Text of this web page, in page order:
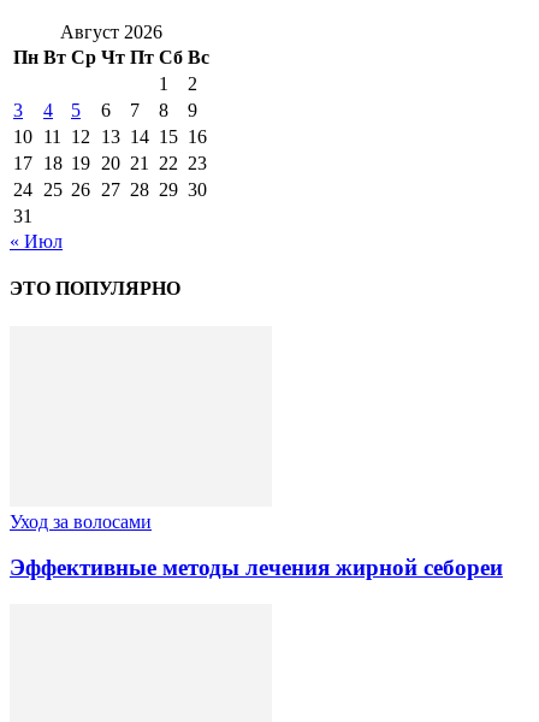
Август 2026
Пн Вт Ср Чт Пт Сб Вс
1
2
3
4 5 6 7 8
9
10 11 12 13 14 15 16
17 18 19 20 21 22 23
24 25 26 27 28 29 30
31
« Июл
ЭТО ПОПУЛЯРНО
Уход за волосами
Эффективные методы лечения жирной себореи